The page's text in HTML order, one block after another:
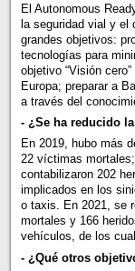
El Autonomous
la seguridad vial y el
grandes objetivos:
tecnologías para
objetivo “Visión
Europa; preparar a
a través del
- ¿Se ha reducido
En 2019, hubo más
22 víctimas
contabilizaron 202
implicados en los
o taxis. En 2021, se
mortales y 166
vehículos, de los
- ¿Qué otros